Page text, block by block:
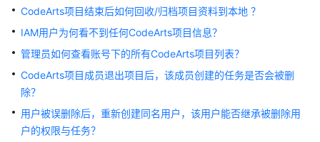
计
费
快
速
CodeArts项目结束后如何回收/归档项目资料到本地 ？
IAM用户为何看不到任何CodeArts项目信息？
管理员如何查看账号下的所有CodeArts项目列表？
CodeArts项目成员退出项目后，该成员创建的任务是否会被删
除？
用户被误删除后，重新创建同名用户，该用户能否继承被删除用
户的权限与任务？